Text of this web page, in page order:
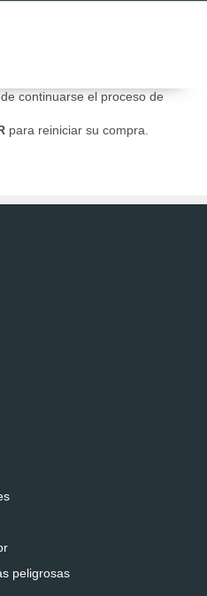
continuarse el proceso de
para reiniciar su compra.
peligrosas